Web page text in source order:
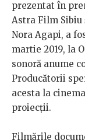
prezentat în
Astra Film Sibiu
Nora Agapi, a
martie 2019, la
sonoră anume
Producătorii
acesta la
proiecții.
Filmările